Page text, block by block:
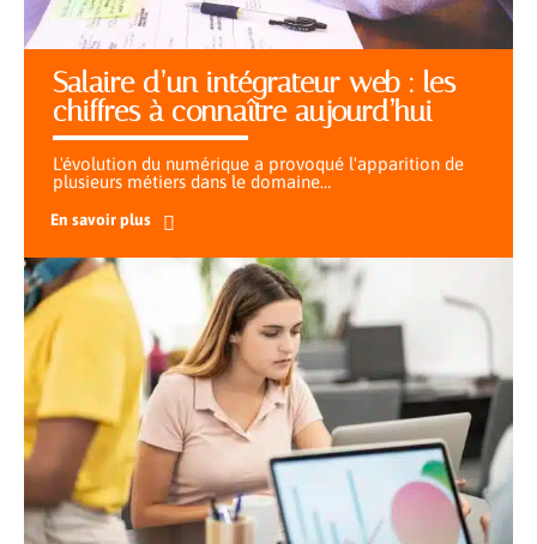
Salaire d’un intégrateur web : les
chiffres à connaître aujourd’hui
L'évolution du numérique a provoqué l'apparition de
plusieurs métiers dans le domaine…
En savoir plus